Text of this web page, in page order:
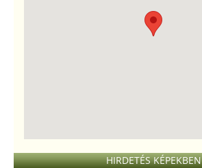
HIRDETÉS KÉPEKBEN